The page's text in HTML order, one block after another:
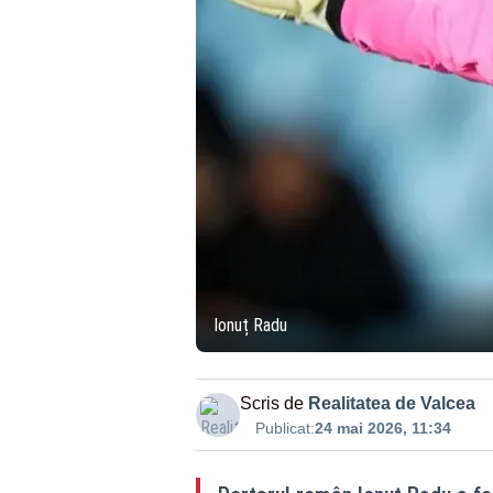
Ionuț Radu
Scris de Realitatea de Valcea
Publicat:24 mai 2026, 11:34